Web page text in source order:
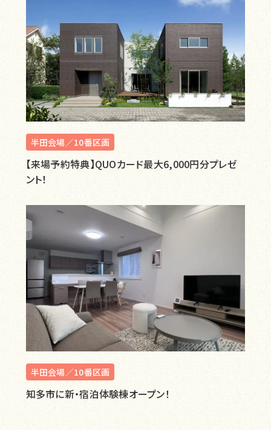
半田会場／10番区画
【来場予約特典】QUOカード最大6,000円分プレゼ
ント！
半田会場／10番区画
知多市に新・宿泊体験棟オープン！